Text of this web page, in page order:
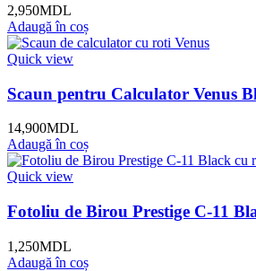
2,950MDL
Adaugă în coș
Quick view
Scaun pentru Calculator Venus
14,900MDL
Adaugă în coș
Quick view
Fotoliu de Birou Prestige C-11
1,250MDL
Adaugă în coș